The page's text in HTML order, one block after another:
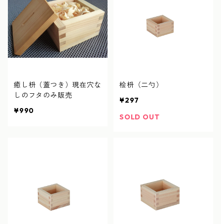
癒し枡（蓋つき）現在穴な
しのフタのみ販売
¥990
桧枡（二勺）
¥297
SOLD OUT